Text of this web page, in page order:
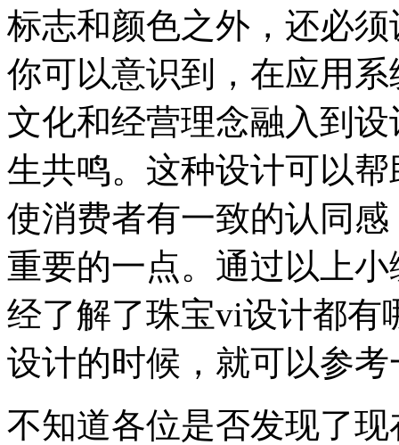
标志和颜色之外，还必
你可以意识到，在应用
文化和经营理念融入到
生共鸣。这种设计可以
使消费者有一致的认同
重要的一点。通过以上
经了解了珠宝vi设计都有
设计的时候，就可以参
不知道各位是否发现了